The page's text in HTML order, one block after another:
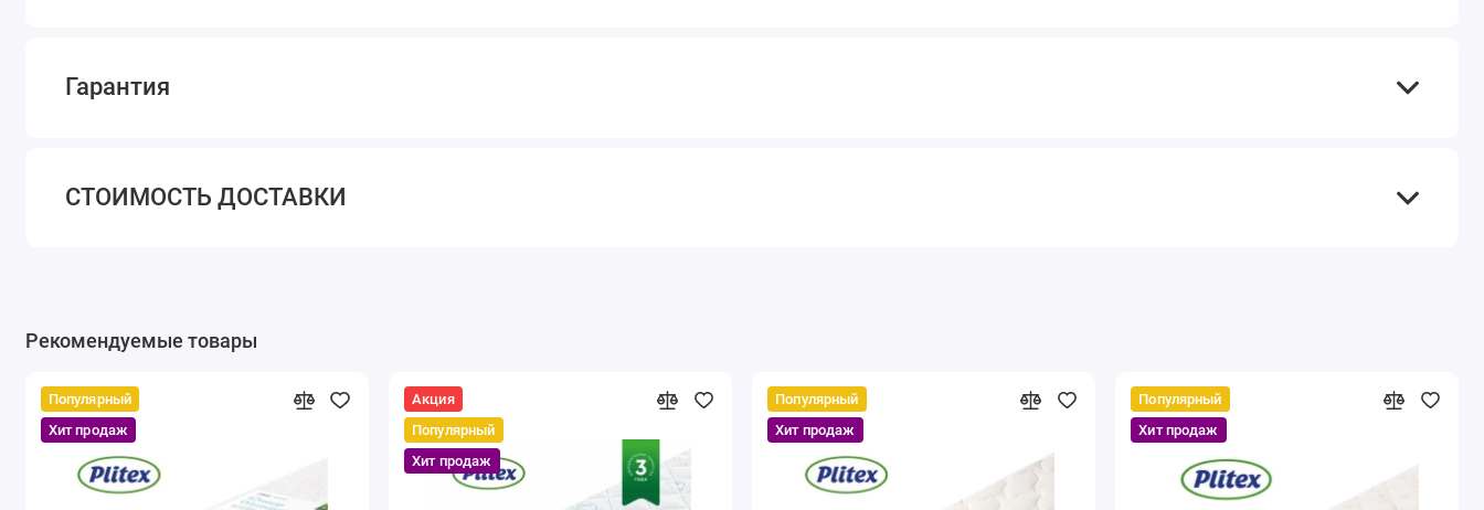
Гарантия
СТОИМОСТЬ ДОСТАВКИ
Рекомендуемые товары
Популярный
Хит продаж
Акция
Популярный
Хит продаж
Популярный
Хит продаж
Популярный
Хит продаж